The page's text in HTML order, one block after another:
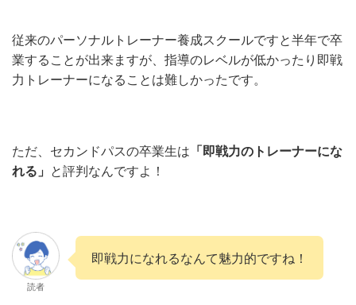
従来のパーソナルトレーナー養成スクールですと半年で卒
業することが出来ますが、指導のレベルが低かったり即戦
力トレーナーになることは難しかったです。
ただ、セカンドパスの卒業生は 「即戦力のトレーナーにな
れる」 と評判なんですよ！
読者
即戦力になれるなんて魅力的ですね！